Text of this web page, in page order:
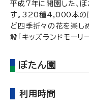
平成7年に開園した、
す。320種4,000本の
ど四季折々の花を楽し
設「キッズランドモーリ
ぼたん園
利用時間